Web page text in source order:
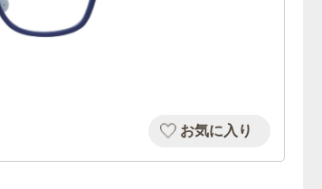
お気に入り